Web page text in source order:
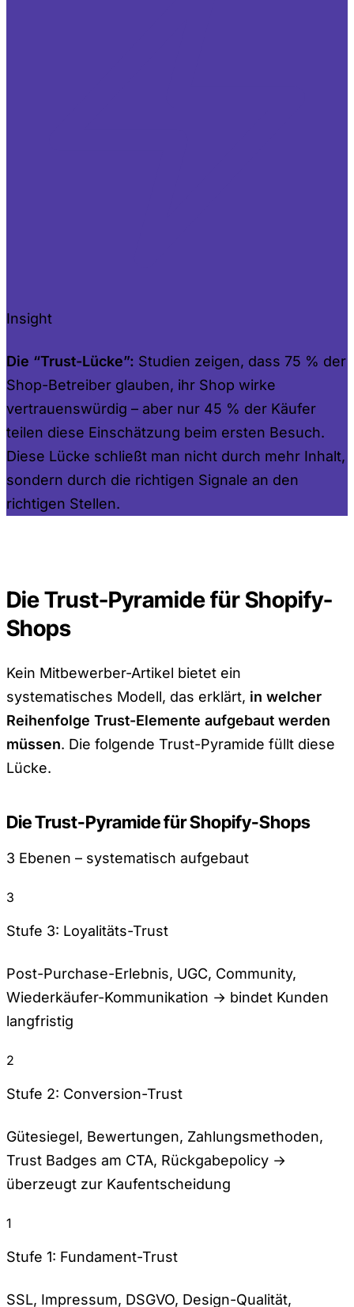
Insight
Die “Trust-Lücke”: Studien zeigen, dass 75 % der
Shop-Betreiber glauben, ihr Shop wirke
vertrauenswürdig – aber nur 45 % der Käufer
teilen diese Einschätzung beim ersten Besuch.
Diese Lücke schließt man nicht durch mehr Inhalt,
sondern durch die richtigen Signale an den
richtigen Stellen.
Die Trust-Pyramide für Shopify-
Shops
Kein Mitbewerber-Artikel bietet ein
systematisches Modell, das erklärt, in welcher
Reihenfolge Trust-Elemente aufgebaut werden
müssen. Die folgende Trust-Pyramide füllt diese
Lücke.
Die Trust-Pyramide für Shopify-Shops
3 Ebenen – systematisch aufgebaut
3
Stufe 3: Loyalitäts-Trust
Post-Purchase-Erlebnis, UGC, Community,
Wiederkäufer-Kommunikation → bindet Kunden
langfristig
2
Stufe 2: Conversion-Trust
Gütesiegel, Bewertungen, Zahlungsmethoden,
Trust Badges am CTA, Rückgabepolicy →
überzeugt zur Kaufentscheidung
1
Stufe 1: Fundament-Trust
SSL, Impressum, DSGVO, Design-Qualität,